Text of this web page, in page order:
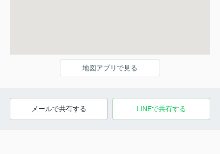
地図アプリで見る
メールで共有する LINEで共有する